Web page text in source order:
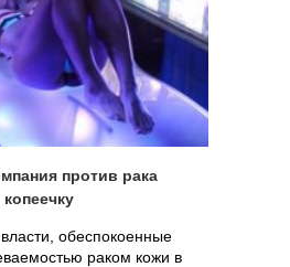
против рака
обеспокоенные
раком кожи в